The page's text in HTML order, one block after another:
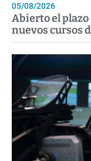
05/08/2026
Abierto el
nuevos cursos